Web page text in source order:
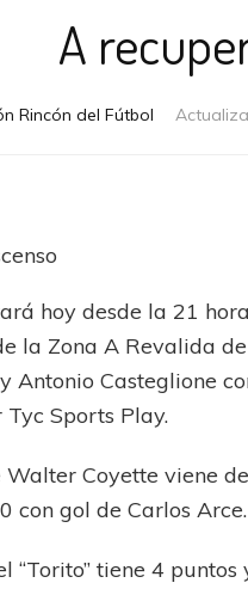
A
Rincón del Fútbol
hoy desde la 21
la Zona A Revalida
y Antonio Casteglione
Sports Play.
Walter Coyette viene
con gol de Carlos Arce.
“Torito” tiene 4